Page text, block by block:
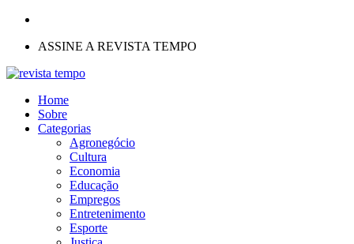
ASSINE A REVISTA TEMPO
Home
Sobre
Categorias
Agronegócio
Cultura
Economia
Educação
Empregos
Entretenimento
Esporte